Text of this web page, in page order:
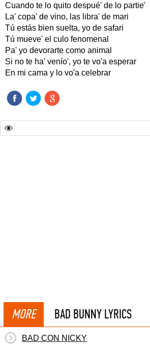
Cuando te lo quito despué' de lo partie'
La' copa' de vino, las libra' de mari
Tú estás bien suelta, yo de safari
Tú mueve' el culo fenomenal
Pa' yo devorarte como animal
Si no te ha' venío', yo te vo'a esperar
En mi cama y lo vo'a celebrar
MORE BAD BUNNY LYRICS
BAD CON NICKY